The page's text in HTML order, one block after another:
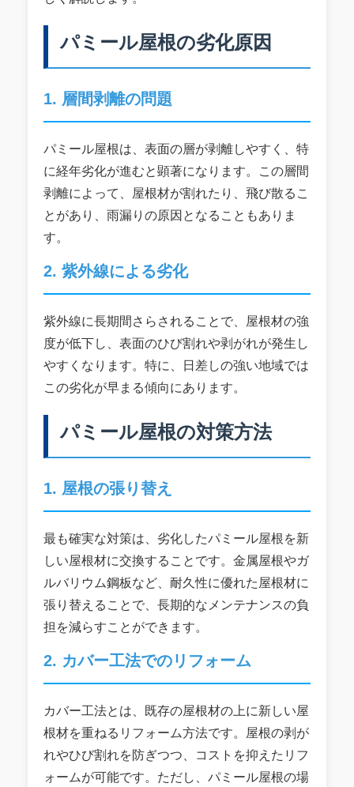
パミール屋根の劣化原因
1. 層間剥離の問題
パミール屋根は、表面の層が剥離しやすく、特
に経年劣化が進むと顕著になります。この層間
剥離によって、屋根材が割れたり、飛び散るこ
とがあり、雨漏りの原因となることもありま
す。
2. 紫外線による劣化
紫外線に長期間さらされることで、屋根材の強
度が低下し、表面のひび割れや剥がれが発生し
やすくなります。特に、日差しの強い地域では
この劣化が早まる傾向にあります。
パミール屋根の対策方法
1. 屋根の張り替え
最も確実な対策は、劣化したパミール屋根を新
しい屋根材に交換することです。金属屋根やガ
ルバリウム鋼板など、耐久性に優れた屋根材に
張り替えることで、長期的なメンテナンスの負
担を減らすことができます。
2. カバー工法でのリフォーム
カバー工法とは、既存の屋根材の上に新しい屋
根材を重ねるリフォーム方法です。屋根の剥が
れやひび割れを防ぎつつ、コストを抑えたリフ
ォームが可能です。ただし、パミール屋根の場